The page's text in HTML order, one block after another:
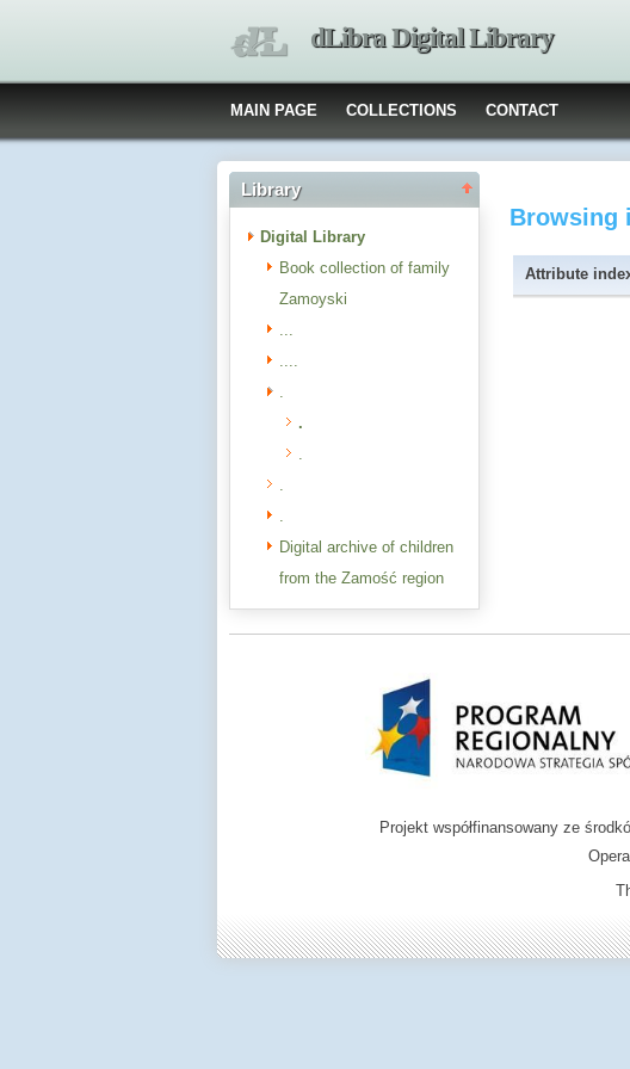
dLibra Digital Library
MAIN PAGE COLLECTIONS CONTACT
Library
Digital Library
Book collection of family
Zamoyski
...
....
.
.
.
.
.
Digital archive of children
from the Zamość region
Browsing
Attribute
Projekt współfinansowany ze